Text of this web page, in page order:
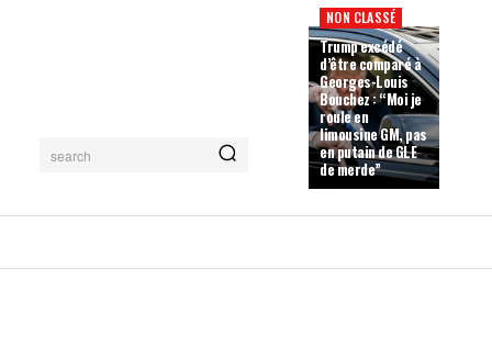
search
NON CLASSÉ
Trump excédé
d’être comparé à
Georges-Louis
Bouchez : “Moi je
roule en
limousine GM, pas
en putain de GLE
de merde”